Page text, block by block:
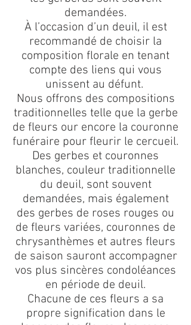
demandées.
À l’occasion d’un deuil, il est
recommandé de choisir la
composition florale en tenant
compte des liens qui vous
unissent au défunt.
Nous offrons des compositions
traditionnelles telle que la gerbe
de fleurs our encore la couronne
funéraire pour fleurir le cercueil.
Des gerbes et couronnes
blanches, couleur traditionnelle
du deuil, sont souvent
demandées, mais également
des gerbes de roses rouges ou
de fleurs variées, couronnes de
chrysanthèmes et autres fleurs
de saison sauront accompagner
vos plus sincères condoléances
en période de deuil.
Chacune de ces fleurs a sa
propre signification dans le